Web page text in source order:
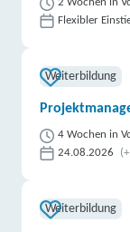
Flexibler
Weiterbildung
4 Wochen in
24.08.2026
Weiterbildung